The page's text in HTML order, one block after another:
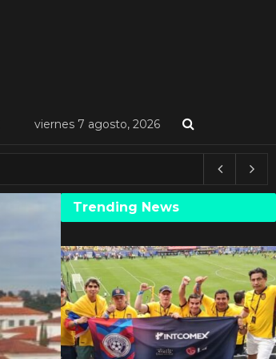
viernes 7 agosto, 2026
Trending News